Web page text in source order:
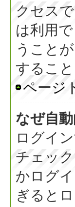
クセス
は利用
うこと
するこ
ページ
なぜ自
ログイ
チェッ
かログ
ぎると